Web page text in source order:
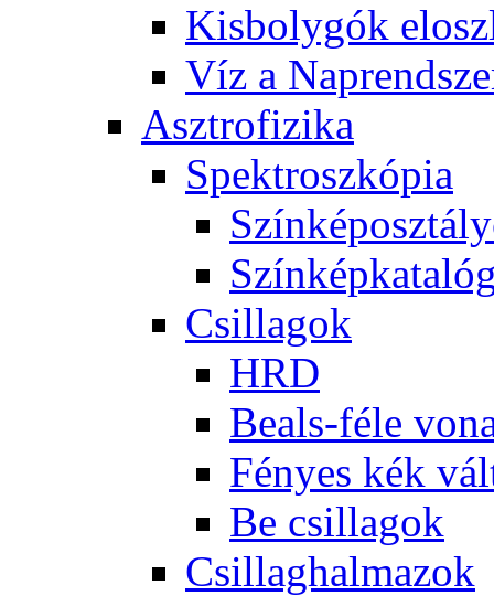
Kis­boly­gók
Víz a
Aszt­ro­fi­zi­ka
Spekt­rosz­kó­pia
Csil­la­gok
HRD
Be­als-fé­le
Fé­nyes kék
Be csil­la­gok
Csil­lag­hal­ma­zok